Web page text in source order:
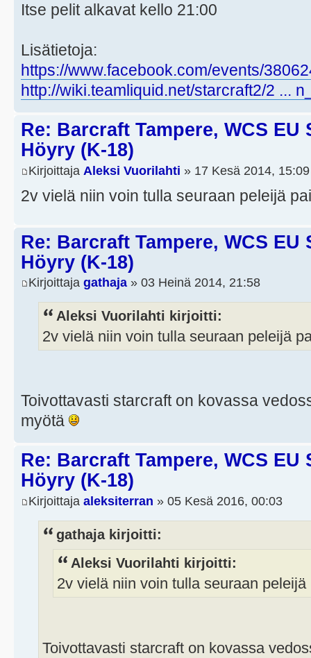
Itse pelit alkavat kello 21:00
Lisätietoja:
https://www.facebook.com/events/
http://wiki.teamliquid.net/starcraft2/2 ...
Re: Barcraft Tampere, WCS EU
Höyry (K-18)
Kirjoittaja Aleksi Vuorilahti » 17 Kesä 2014, 15:09
2v vielä niin voin tulla seuraan peleijä
Re: Barcraft Tampere, WCS EU
Höyry (K-18)
Kirjoittaja gathaja » 03 Heinä 2014, 21:58
Aleksi Vuorilahti kirjoitti:
2v vielä niin voin tulla seuraan peleijä
Toivottavasti starcraft on kovassa
myötä
Re: Barcraft Tampere, WCS EU
Höyry (K-18)
Kirjoittaja aleksiterran » 05 Kesä 2016, 00:03
gathaja kirjoitti:
Aleksi Vuorilahti kirjoitti:
2v vielä niin voin tulla seuraan
Toivottavasti starcraft on kovassa